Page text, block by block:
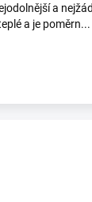
a
a je poměrn...